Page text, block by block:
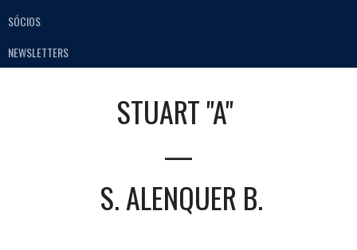
SÓCIOS
NEWSLETTERS
STUART "A"
—
S. ALENQUER B.